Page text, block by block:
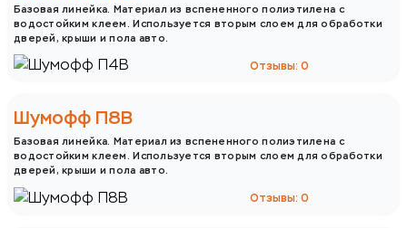
Базовая линейка. Материал из вспененного полиэтилена с
водостойким клеем. Используется вторым слоем для обработки
дверей, крыши и пола авто.
Отзывы: 0
Шумофф П8В
Базовая линейка. Материал из вспененного полиэтилена с
водостойким клеем. Используется вторым слоем для обработки
дверей, крыши и пола авто.
Отзывы: 0